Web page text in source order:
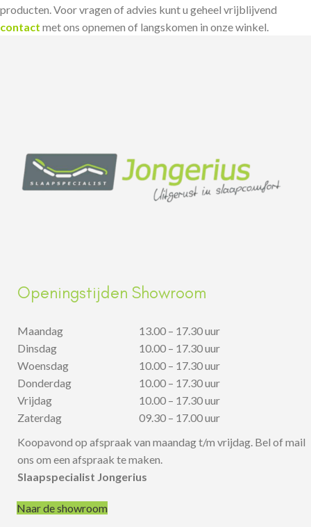
producten. Voor vragen of advies kunt u geheel vrijblijvend
contact met ons opnemen of langskomen in onze winkel.
Openingstijden Showroom
Maandag
Dinsdag
Woensdag
Donderdag
Vrijdag
Zaterdag
13.00 – 17.30 uur
10.00 – 17.30 uur
10.00 – 17.30 uur
10.00 – 17.30 uur
10.00 – 17.30 uur
09.30 – 17.00 uur
Koopavond op afspraak van maandag t/m vrijdag. Bel of mail
ons om een afspraak te maken.
Slaapspecialist Jongerius
Naar de showroom